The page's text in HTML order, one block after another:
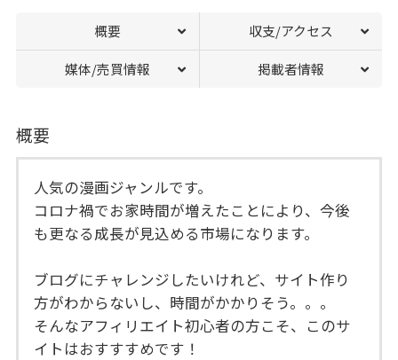
概要 収支/アクセス
媒体/売買情報 掲載者情報
概要
人気の漫画ジャンルです。
コロナ禍でお家時間が増えたことにより、今後
も更なる成長が見込める市場になります。
ブログにチャレンジしたいけれど、サイト作り
方がわからないし、時間がかかりそう。。。
そんなアフィリエイト初心者の方こそ、このサ
イトはおすすすめです！